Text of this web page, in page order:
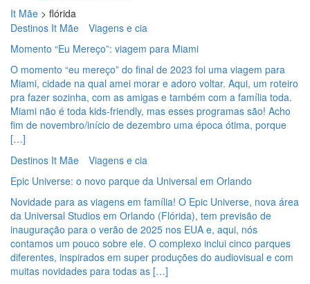
It Mãe > flórida
Destinos It Mãe
Viagens e cia
Momento “Eu Mereço”: viagem para Miami
O momento “eu mereço” do final de 2023 foi uma viagem para
Miami, cidade na qual amei morar e adoro voltar. Aqui, um roteiro
pra fazer sozinha, com as amigas e também com a família toda.
Miami não é toda kids-friendly, mas esses programas são! Acho
fim de novembro/início de dezembro uma época ótima, porque
[…]
Destinos It Mãe
Viagens e cia
Epic Universe: o novo parque da Universal em Orlando
Novidade para as viagens em família! O Epic Universe, nova área
da Universal Studios em Orlando (Flórida), tem previsão de
inauguração para o verão de 2025 nos EUA e, aqui, nós
contamos um pouco sobre ele. O complexo inclui cinco parques
diferentes, inspirados em super produções do audiovisual e com
muitas novidades para todas as […]